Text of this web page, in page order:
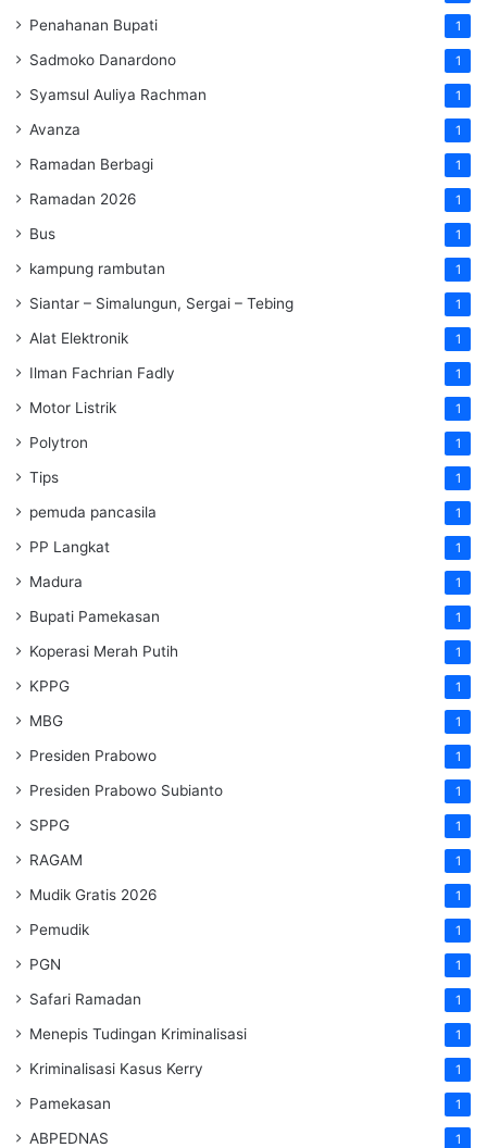
Penahanan Bupati 1
Sadmoko Danardono 1
Syamsul Auliya Rachman 1
Avanza 1
Ramadan Berbagi 1
Ramadan 2026 1
Bus 1
kampung rambutan 1
Siantar – Simalungun, Sergai – Tebing 1
Alat Elektronik 1
Ilman Fachrian Fadly 1
Motor Listrik 1
Polytron 1
Tips 1
pemuda pancasila 1
PP Langkat 1
Madura 1
Bupati Pamekasan 1
Koperasi Merah Putih 1
KPPG 1
MBG 1
Presiden Prabowo 1
Presiden Prabowo Subianto 1
SPPG 1
RAGAM 1
Mudik Gratis 2026 1
Pemudik 1
PGN 1
Safari Ramadan 1
Menepis Tudingan Kriminalisasi 1
Kriminalisasi Kasus Kerry 1
Pamekasan 1
ABPEDNAS 1